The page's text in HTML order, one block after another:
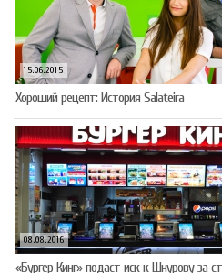
15.06.2015
Хороший рецепт: История Salateira
08.08.2016
«Бургер Кинг» подаст иск к Шнурову за